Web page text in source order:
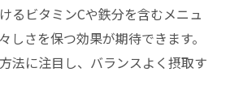
ニックスーパーでシワ予防食
ーランチが美肌とシワ対策に効
るビタミンCや鉄分を含むメニュ
しさを保つ効果が期待できます。
法に注目し、バランスよく摂取す